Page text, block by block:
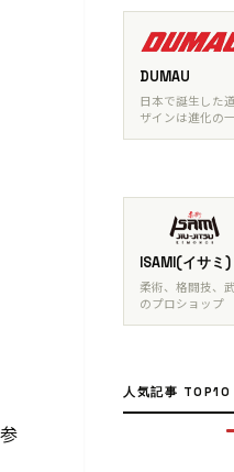
DUMAU
日本で誕生した
ザインは進化の
ISAMI(イサミ)
柔術、格闘技、
のプロショップ
人気記事 TOP10